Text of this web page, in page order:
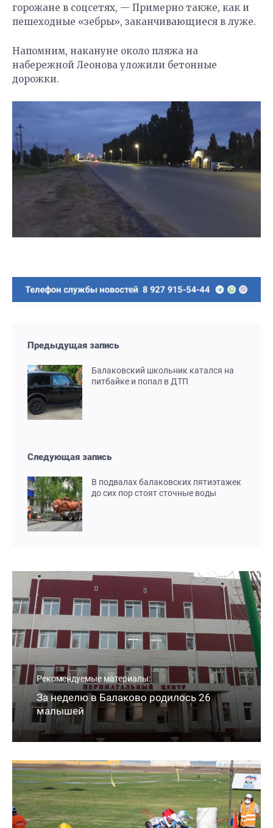
горожане в соцсетях, — Примерно также, как и
пешеходные «зебры», заканчивающиеся в луже.
Напомним, накануне около пляжа на
набережной Леонова уложили бетонные
дорожки.
Предыдущая запись
Балаковский школьник катался на
питбайке и попал в ДТП
Следующая запись
В подвалах балаковских пятиэтажек
до сих пор стоят сточные воды
Рекомендуемые материалы:
За неделю в Балаково родилось 26
малышей